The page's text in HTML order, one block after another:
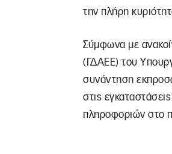
την πλήρη
Σύμφωνα με
(ΓΔΑΕΕ) του
συνάντηση
στις
πληροφοριών στο